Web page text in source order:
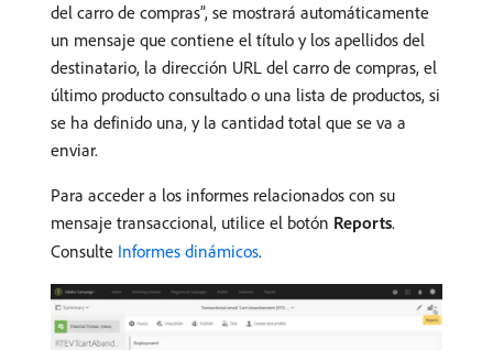
del carro de compras”, se mostrará automáticamente
un mensaje que contiene el título y los apellidos del
destinatario, la dirección URL del carro de compras, el
último producto consultado o una lista de productos, si
se ha definido una, y la cantidad total que se va a
enviar.
Para acceder a los informes relacionados con su
mensaje transaccional, utilice el botón Reports.
Consulte Informes dinámicos.